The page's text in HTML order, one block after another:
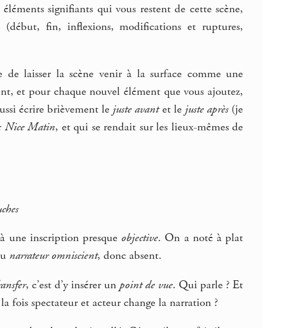
signifiants qui vous restent de cette scène,
(début, fin, inflexions, modifications et ruptures,
laisser la scène venir à la surface comme une
et pour chaque nouvel élément que vous ajoutez,
écrire brièvement lejuste avantet le juste après(je
Nice Matin, et qui se rendait sur les lieux-mêmes de
une inscription presque objective. On a noté à plat
narrateur omniscient, donc absent.
, c’est d’y insérer un point de vue. Qui parle ? Et
fois spectateur et acteur change la narration ?